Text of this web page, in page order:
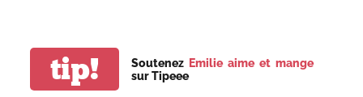
tip! Soutenez Emilie aime et mange
sur Tipeee